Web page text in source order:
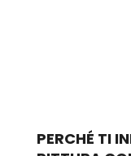
PERCHÉ TI